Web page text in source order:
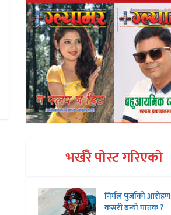
भर्खरै पोस्ट गरिएको
निर्मल पुर्जाको आरोहण
कसरी बन्यो घातक ?